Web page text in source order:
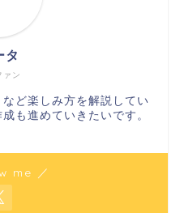
ァン
タ
ど楽しみ方を解説してい
も進めていきたいです。
me ／